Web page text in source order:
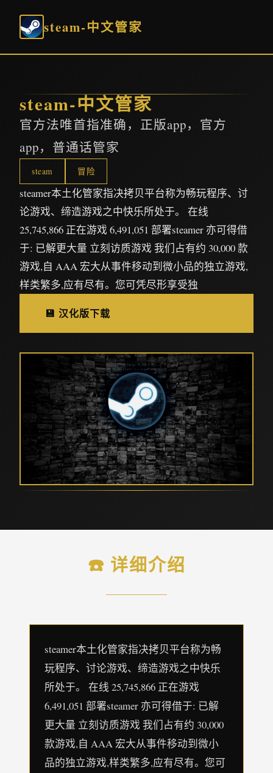
steam-中文管家
steam-中文管家
官方法唯首指准确，正版app，官方
app，普通话管家
steam 冒险
steamer本土化管家指决拷贝平台称为畅玩程序、讨
论游戏、缔造游戏之中快乐所处于。 在线
25,745,866 正在游戏 6,491,051 部署steamer 亦可得借
于: 已解更大量 立刻访质游戏 我们占有约 30,000 款
游戏,自 AAA 宏大从事件移动到微小品的独立游戏,
样类繁多,应有尽有。您可凭尽形享受独
💾 汉化版下载
☎️ 详细介绍
steamer本土化管家指决拷贝平台称为畅
玩程序、讨论游戏、缔造游戏之中快乐
所处于。 在线 25,745,866 正在游戏
6,491,051 部署steamer 亦可得借于: 已解
更大量 立刻访质游戏 我们占有约 30,000
款游戏,自 AAA 宏大从事件移动到微小
品的独立游戏,样类繁多,应有尽有。您可